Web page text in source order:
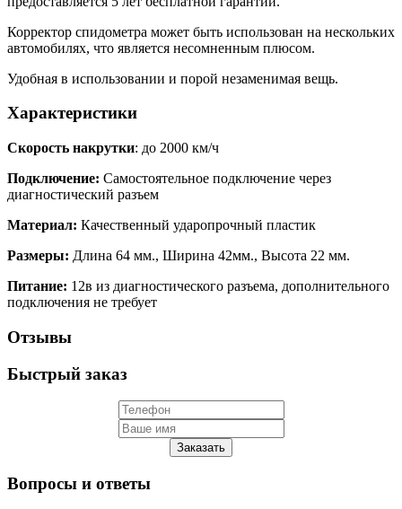
Корректор спидометра может быть использован на нескольких
автомобилях, что является несомненным плюсом.
Удобная в использовании и порой незаменимая вещь.
Характеристики
Скорость накрутки: до 2000 км/ч
Подключение: Самостоятельное подключение через
диагностический разъем
Материал: Качественный ударопрочный пластик
Размеры: Длина 64 мм., Ширина 42мм., Высота 22 мм.
Питание: 12в из диагностического разъема, дополнительного
подключения не требует
Отзывы
Быстрый заказ
Заказать
Вопросы и ответы